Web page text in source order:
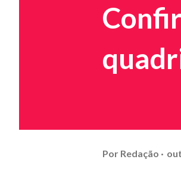
Por Redação